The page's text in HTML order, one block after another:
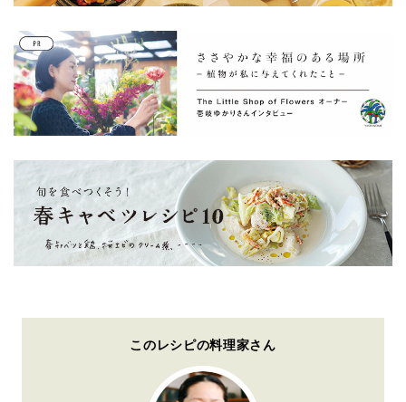
このレシピの料理家さん